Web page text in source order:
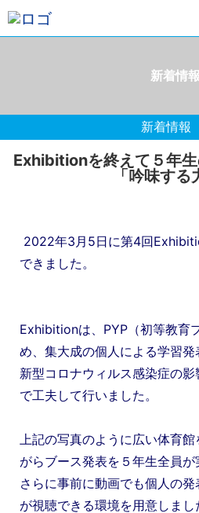
新着情報
新着情報
Exhibitionを終えて５年
「吟味す
2022年3月5日に第4回
できました。
Exhibitionは、PYP（初等教育
め、集大成の個人による学習発
新型コロナウィルス感染症の
で工夫して行いました。
上記の写真のように広い体育
がらブース発表を５年生全員が
さらに事前に動画でも個人の
が視聴できる環境を用意しまし